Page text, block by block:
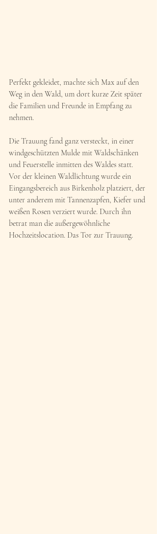
Perfekt gekleidet, machte sich Max auf den
Weg in den Wald, um dort kurze Zeit später
die Familien und Freunde in Empfang zu
nehmen.
Die Trauung fand ganz versteckt, in einer
windgeschützten Mulde mit Waldschänken
und Feuerstelle inmitten des Waldes statt.
Vor der kleinen Waldlichtung wurde ein
Eingangsbereich aus Birkenholz platziert, der
unter anderem mit Tannenzapfen, Kiefer und
weißen Rosen verziert wurde. Durch ihn
betrat man die außergewöhnliche
Hochzeitslocation. Das Tor zur Trauung.